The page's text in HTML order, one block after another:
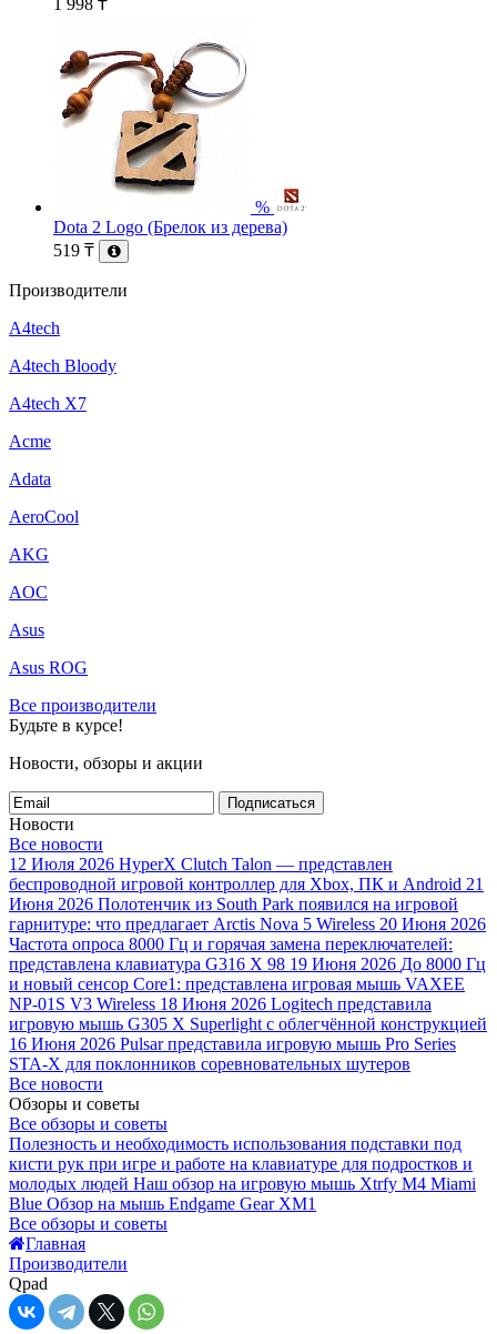
1 998 ₸
%
Dota 2 Logo (Брелок из дерева)
519 ₸
Производители
A4tech
A4tech Bloody
A4tech X7
Acme
Adata
AeroCool
AKG
AOC
Asus
Asus ROG
Все производители
Будьте в курсе!
Новости, обзоры и акции
Подписаться
Новости
Все новости
12 Июля 2026 HyperX Clutch Talon — представлен
беспроводной игровой контроллер для Xbox, ПК и Android 21
Июня 2026 Полотенчик из South Park появился на игровой
гарнитуре: что предлагает Arctis Nova 5 Wireless 20 Июня 2026
Частота опроса 8000 Гц и горячая замена переключателей:
представлена клавиатура G316 X 98 19 Июня 2026 До 8000 Гц
и новый сенсор Core1: представлена игровая мышь VAXEE
NP-01S V3 Wireless 18 Июня 2026 Logitech представила
игровую мышь G305 X Superlight с облегчённой конструкцией
16 Июня 2026 Pulsar представила игровую мышь Pro Series
STA-X для поклонников соревновательных шутеров
Все новости
Обзоры и советы
Все обзоры и советы
Полезность и необходимость использования подставки под
кисти рук при игре и работе на клавиатуре для подростков и
молодых людей Наш обзор на игровую мышь Xtrfy M4 Miami
Blue Обзор на мышь Endgame Gear XM1
Все обзоры и советы
Главная
Производители
Qpad